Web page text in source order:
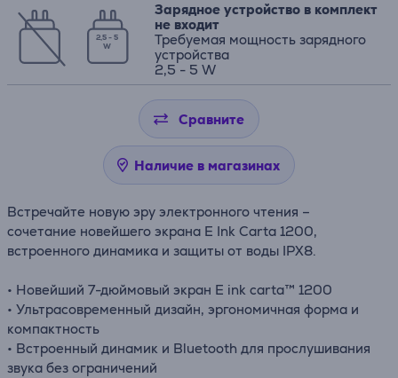
2,5 - 5
W
Зарядное устройство в комплект
не входит
Требуемая мощность зарядного
устройства
2,5 - 5 W
Сравните
Наличие в магазинах
Встречайте новую эру электронного чтения –
сочетание новейшего экрана E Ink Carta 1200,
встроенного динамика и защиты от воды IPX8.
• Новейший 7-дюймовый экран E ink carta™ 1200
• Ультрасовременный дизайн, эргономичная форма и
компактность
• Встроенный динамик и Bluetooth для прослушивания
звука без ограничений